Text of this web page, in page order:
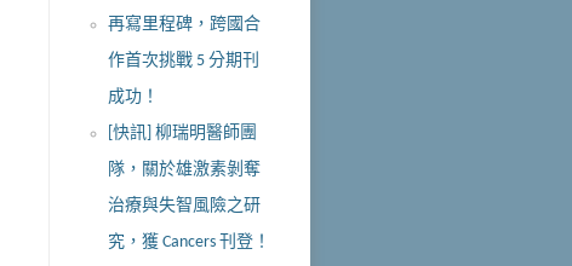
再寫里程碑，跨國合
作首次挑戰 5 分期刊
成功！
[快訊] 柳瑞明醫師團
隊，關於雄激素剝奪
治療與失智風險之研
究，獲 Cancers 刊登！